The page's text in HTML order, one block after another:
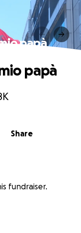
papà
Share
papà
fundraiser.